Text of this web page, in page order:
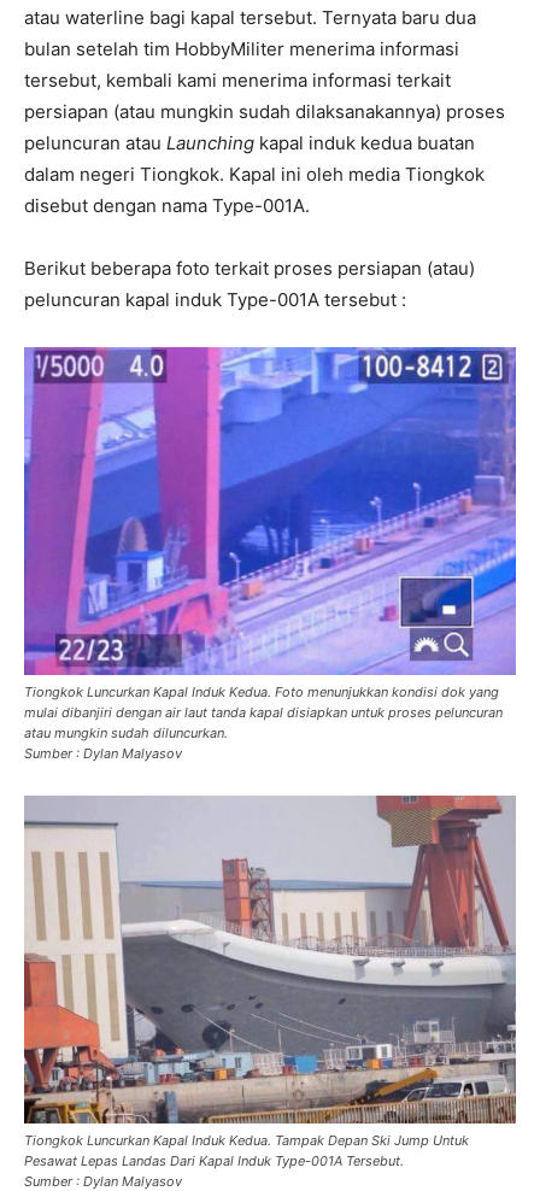
atau waterline bagi kapal tersebut. Ternyata baru dua
bulan setelah tim HobbyMiliter menerima informasi
tersebut, kembali kami menerima informasi terkait
persiapan (atau mungkin sudah dilaksanakannya) proses
peluncuran atau Launching kapal induk kedua buatan
dalam negeri Tiongkok. Kapal ini oleh media Tiongkok
disebut dengan nama Type-001A.
Berikut beberapa foto terkait proses persiapan (atau)
peluncuran kapal induk Type-001A tersebut :
Tiongkok Luncurkan Kapal Induk Kedua. Foto menunjukkan kondisi dok yang
mulai dibanjiri dengan air laut tanda kapal disiapkan untuk proses peluncuran
atau mungkin sudah diluncurkan.
Sumber : Dylan Malyasov
Tiongkok Luncurkan Kapal Induk Kedua. Tampak Depan Ski Jump Untuk
Pesawat Lepas Landas Dari Kapal Induk Type-001A Tersebut.
Sumber : Dylan Malyasov